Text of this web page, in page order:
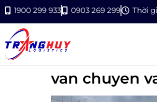
1900 299 933 0903 269 299 Thời
van chuyen